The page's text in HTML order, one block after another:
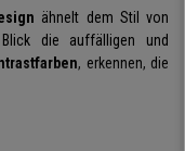
ähnelt dem Stil von
die auffälligen und
, erkennen, die
aus, den er bietet. Das